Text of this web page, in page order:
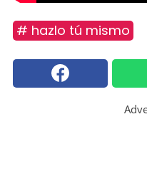
# hazlo tú mismo